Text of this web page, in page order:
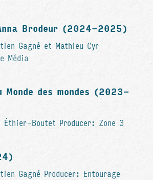
Brodeur (2024-2025)
Gagné et Mathieu Cyr
Média
Monde des mondes (2023-
Éthier-Boutet Producer: Zone 3
Gagné Producer: Entourage